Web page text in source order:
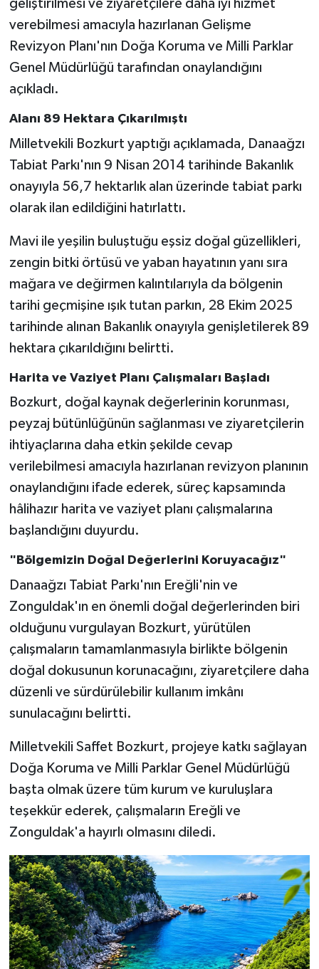
geliştirilmesi ve ziyaretçilere daha iyi hizmet
verebilmesi amacıyla hazırlanan Gelişme
Revizyon Planı'nın Doğa Koruma ve Milli Parklar
Genel Müdürlüğü tarafından onaylandığını
açıkladı.
Alanı 89 Hektara Çıkarılmıştı
Milletvekili Bozkurt yaptığı açıklamada, Danaağzı
Tabiat Parkı'nın 9 Nisan 2014 tarihinde Bakanlık
onayıyla 56,7 hektarlık alan üzerinde tabiat parkı
olarak ilan edildiğini hatırlattı.
Mavi ile yeşilin buluştuğu eşsiz doğal güzellikleri,
zengin bitki örtüsü ve yaban hayatının yanı sıra
mağara ve değirmen kalıntılarıyla da bölgenin
tarihi geçmişine ışık tutan parkın, 28 Ekim 2025
tarihinde alınan Bakanlık onayıyla genişletilerek 89
hektara çıkarıldığını belirtti.
Harita ve Vaziyet Planı Çalışmaları Başladı
Bozkurt, doğal kaynak değerlerinin korunması,
peyzaj bütünlüğünün sağlanması ve ziyaretçilerin
ihtiyaçlarına daha etkin şekilde cevap
verilebilmesi amacıyla hazırlanan revizyon planının
onaylandığını ifade ederek, süreç kapsamında
hâlihazır harita ve vaziyet planı çalışmalarına
başlandığını duyurdu.
"Bölgemizin Doğal Değerlerini Koruyacağız"
Danaağzı Tabiat Parkı'nın Ereğli'nin ve
Zonguldak'ın en önemli doğal değerlerinden biri
olduğunu vurgulayan Bozkurt, yürütülen
çalışmaların tamamlanmasıyla birlikte bölgenin
doğal dokusunun korunacağını, ziyaretçilere daha
düzenli ve sürdürülebilir kullanım imkânı
sunulacağını belirtti.
Milletvekili Saffet Bozkurt, projeye katkı sağlayan
Doğa Koruma ve Milli Parklar Genel Müdürlüğü
başta olmak üzere tüm kurum ve kuruluşlara
teşekkür ederek, çalışmaların Ereğli ve
Zonguldak'a hayırlı olmasını diledi.